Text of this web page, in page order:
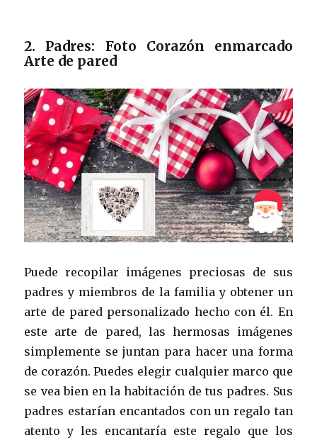
2. Padres: Foto Corazón enmarcado
Arte de pared
Puede recopilar imágenes preciosas de sus
padres y miembros de la familia y obtener un
arte de pared personalizado hecho con él. En
este arte de pared, las hermosas imágenes
simplemente se juntan para hacer una forma
de corazón. Puedes elegir cualquier marco que
se vea bien en la habitación de tus padres. Sus
padres estarían encantados con un regalo tan
atento y les encantaría este regalo que los